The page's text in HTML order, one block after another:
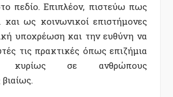
πεδίο. Επιπλέον, πιστεύω πως
ως κοινωνικοί επιστήμονες
υποχρέωση και την ευθύνη να
τις πρακτικές όπως επιζήμια
κυρίως σε ανθρώπους